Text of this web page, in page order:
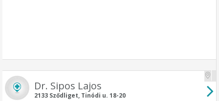
Dr. Sipos Lajos
2133 Sződliget, Tinódi u. 18-20